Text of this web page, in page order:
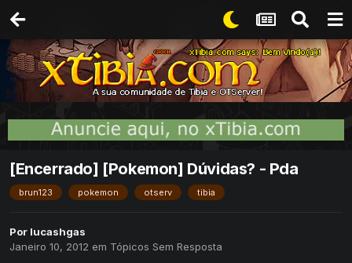
[Encerrado] [Pokemon] Dúvidas? - Pda
brun123 pokemon otserv tibia
Por lucashgas
Janeiro 10, 2012 em Tópicos Sem Resposta